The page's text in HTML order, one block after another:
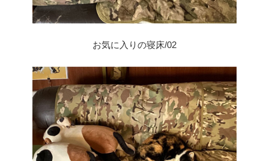
お気に入りの寝床/02